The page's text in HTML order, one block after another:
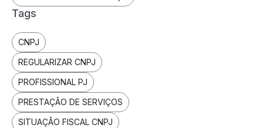
Tags
CNPJ
REGULARIZAR CNPJ
PROFISSIONAL PJ
PRESTAÇÃO DE SERVIÇOS
SITUAÇÃO FISCAL CNPJ